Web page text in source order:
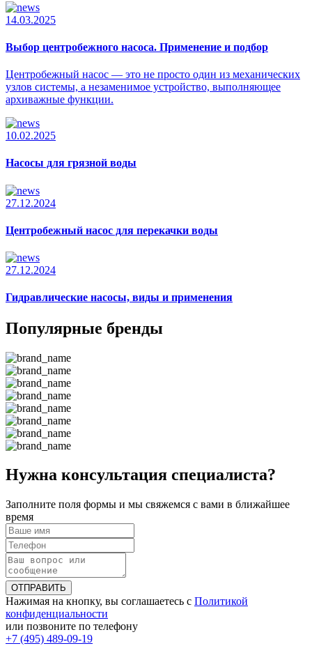
14.03.2025
Выбор центробежного насоса. Применение и подбор
Центробежный насос — это не просто один из механических
узлов системы, а незаменимое устройство, выполняющее
архиважные функции.
10.02.2025
Насосы для грязной воды
27.12.2024
Центробежный насос для перекачки воды
27.12.2024
Гидравлические насосы, виды и применения
Популярные бренды
Нужна консультация специалиста?
Заполните поля формы и мы свяжемся с вами в ближайшее
время
ОТПРАВИТЬ
Нажимая на кнопку, вы соглашаетесь с Политикой
конфиденциальности
или позвоните по телефону
+7 (495) 489-09-19